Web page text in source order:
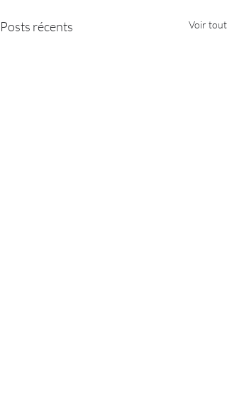
Posts récents Voir tout